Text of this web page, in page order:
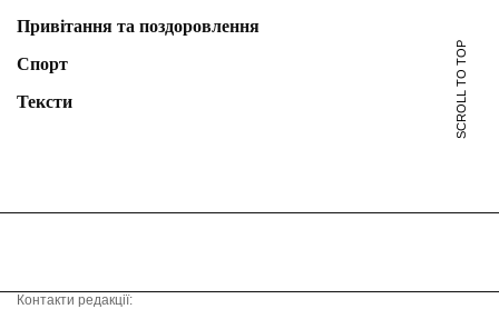
Привітання та поздоровлення
Спорт
Тексти
SCROLL TO TOP
Контакти редакції: